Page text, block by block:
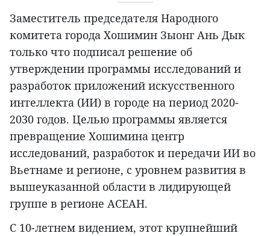
Заместитель председателя Народного
комитета города Хошимин Зыонг Ань Дык
только что подписал решение об
утверждении программы исследований и
разработок приложений искусственного
интеллекта (ИИ) в городе на период 2020-
2030 годов. Целью программы является
превращение Хошимина центр
исследований, разработок и передачи ИИ во
Вьетнаме и регионе, с уровнем развития в
вышеуказанной области в лидирующей
группе в регионе АСЕАН.
С 10-летнем видением, этот крупнейший